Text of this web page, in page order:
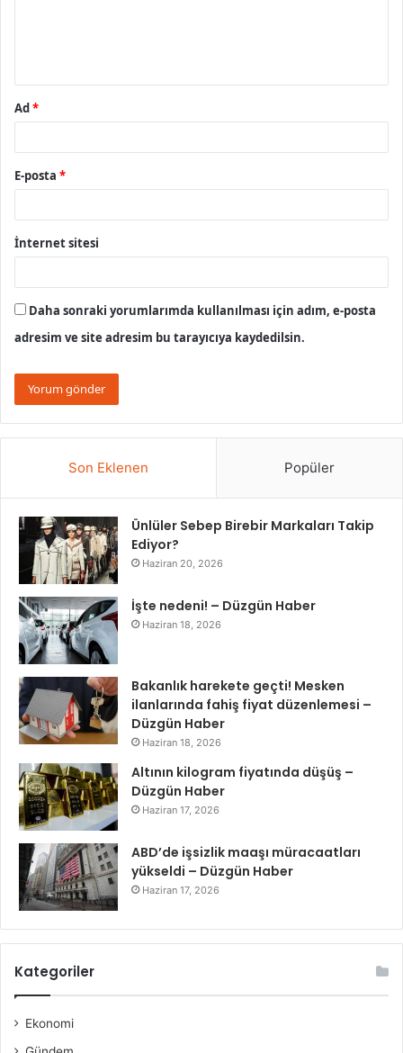
Ad*
E-posta *
İnternet sitesi
Daha sonraki yorumlarımda kullanılması için adım, e-posta
adresim ve site adresim bu tarayıcıya kaydedilsin.
Son Eklenen Popüler
Ünlüler Sebep Birebir Markaları Takip
Ediyor?
Haziran 20, 2026
İşte nedeni! – Düzgün Haber
Haziran 18, 2026
Bakanlık harekete geçti! Mesken
ilanlarında fahiş fiyat düzenlemesi –
Düzgün Haber
Haziran 18, 2026
Altının kilogram fiyatında düşüş –
Düzgün Haber
Haziran 17, 2026
ABD’de işsizlik maaşı müracaatları
yükseldi – Düzgün Haber
Haziran 17, 2026
Kategoriler
Ekonomi